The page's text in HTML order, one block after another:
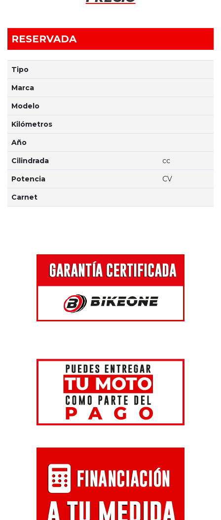
RESERVADA
Tipo
Marca
Modelo
Kilómetros
Año
Cilindrada cc
Potencia CV
Carnet